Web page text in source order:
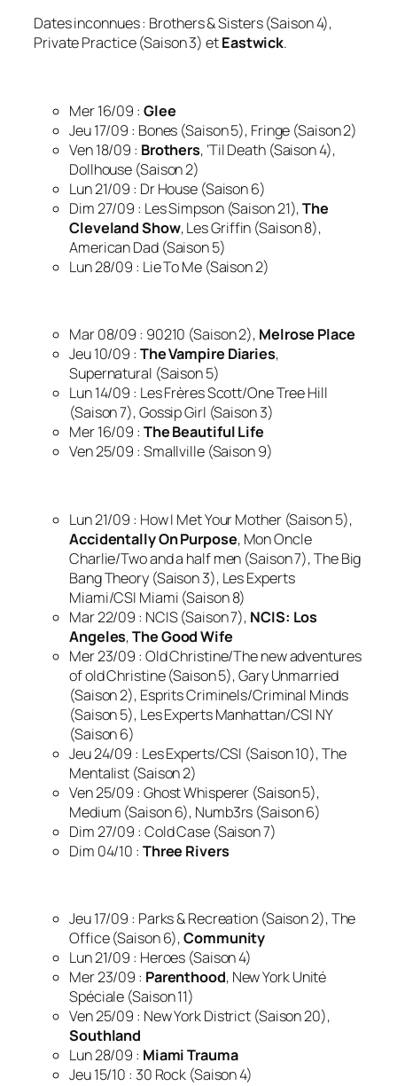
Dates inconnues : Brothers & Sisters (Saison 4),
Private Practice (Saison 3) etEastwick.
Mer 16/09 : Glee
Jeu 17/09 : Bones (Saison 5), Fringe (Saison 2)
Ven 18/09 : Brothers, ‘Til Death (Saison 4),
Dollhouse (Saison 2)
Lun 21/09 : Dr House (Saison 6)
Dim 27/09 : Les Simpson (Saison 21),The
Cleveland Show, Les Griffin (Saison 8),
American Dad (Saison 5)
Lun 28/09 : Lie To Me (Saison 2)
Mar 08/09 : 90210 (Saison 2), Melrose Place
Jeu 10/09 : The Vampire Diaries,
Supernatural (Saison 5)
Lun 14/09 : Les Frères Scott/One Tree Hill
(Saison 7), Gossip Girl (Saison 3)
Mer 16/09 : The Beautiful Life
Ven 25/09 : Smallville (Saison 9)
Lun 21/09 : How I Met Your Mother (Saison 5),
Accidentally On Purpose, Mon Oncle
Charlie/Two and a half men (Saison 7), The Big
Bang Theory (Saison 3), Les Experts
Miami/CSI Miami (Saison 8)
Mar 22/09 : NCIS (Saison 7), NCIS: Los
Angeles,The Good Wife
Mer 23/09 : Old Christine/The new adventures
of old Christine (Saison 5), Gary Unmarried
(Saison 2), Esprits Criminels/Criminal Minds
(Saison 5), Les Experts Manhattan/CSI NY
(Saison 6)
Jeu 24/09 : Les Experts/CSI (Saison 10), The
Mentalist (Saison 2)
Ven 25/09 : Ghost Whisperer (Saison 5),
Medium (Saison 6), Numb3rs (Saison 6)
Dim 27/09 : Cold Case (Saison 7)
Dim 04/10 : Three Rivers
Jeu 17/09 : Parks & Recreation (Saison 2), The
Office (Saison 6),Community
Lun 21/09 : Heroes (Saison 4)
Mer 23/09 : Parenthood, New York Unité
Spéciale (Saison 11)
Ven 25/09 : New York District (Saison 20),
Southland
Lun 28/09 : Miami Trauma
Jeu 15/10 : 30 Rock (Saison 4)